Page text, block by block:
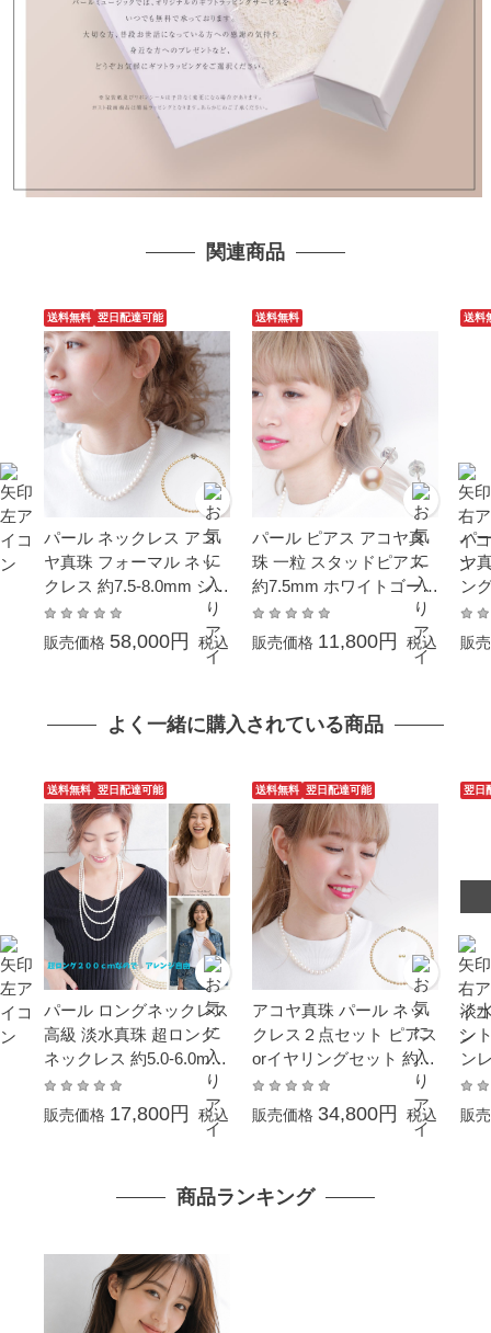
関連商品
送料無料 翌日配達可能
パール ネックレス アコ
ヤ真珠 フォーマル ネッ
クレス 約7.5-8.0mm シル
バー SV 結婚式 葬儀 冠
婚葬祭 本真珠 成人式 卒
業式 入学式 母の日 プレ
販売価格 58,000円 税込
送料無料
パール ピアス アコヤ真
珠 一粒 スタッドピアス
約7.5mm ホワイトゴール
ド K14WG 結婚式 冠婚葬
祭 あこや本真珠 成人式
卒業 入園 入学式 母の日
金属アレルギー対応
販売価格 11,800円 税込
送料
パ
ヤ
ン
SV
珠
販
よく一緒に購入されている商品
送料無料 翌日配達可能
パール ロングネックレス
高級 淡水真珠 超ロング
ネックレス 約5.0-6.0mm
200cm シンチュウ 結婚
式 冠婚葬祭 本真珠 成人
式 卒業式 入学式 母の日
対応 オーバルライス 真
販売価格 17,800円 税込
送料無料 翌日配達可能
アコヤ真珠 パール ネッ
クレス２点セット ピアス
orイヤリングセット 約7.
0-7.5mm シルバー SV 冠
婚葬祭 結婚式 あこや 真
珠 卒業式 入学式 母の日
販売価格 34,800円 税込
翌日
淡
ン
ン
販
商品ランキング